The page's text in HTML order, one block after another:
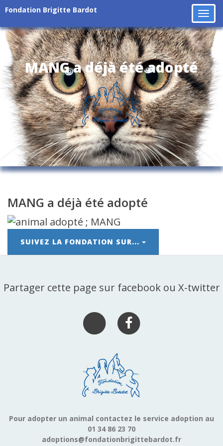
Fondation Brigitte Bardot
MANG a déjà été adopté
MANG a déjà été adopté
SUIVEZ LA FONDATION SUR...
Partager cette page sur facebook ou X-twitter
Pour adopter un animal contactez le service adoption au
01 34 86 23 70
adoptions@fondationbrigittebardot.fr